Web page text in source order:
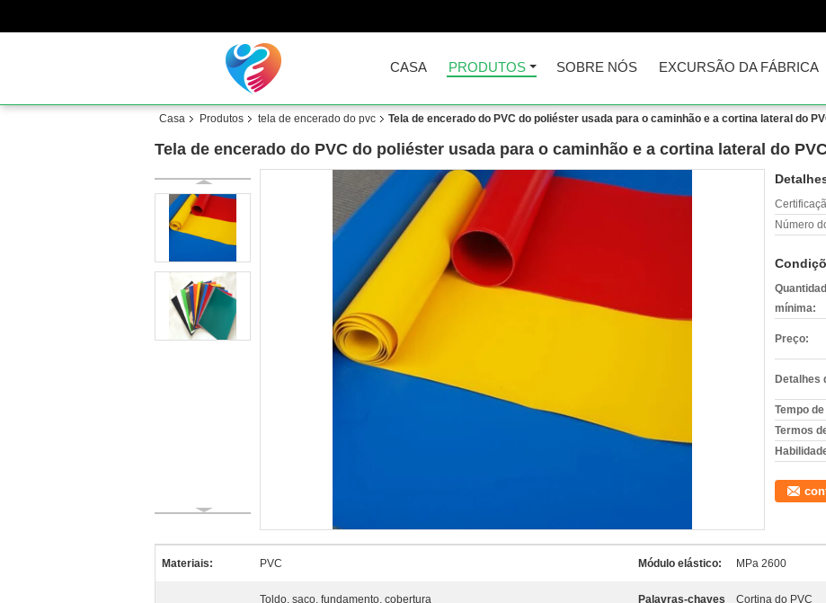
CASA PRODUTOS SOBRE NÓS EXCURSÃO DA FÁBRICA
Casa Produtos tela de encerado do pvc Tela de encerado do PVC do poliéster usada para o caminhão e a cortina lateral do
Tela de encerado do PVC do poliéster usada para o caminhão e a cortina lateral do
Número
mínima:
Preço:
Detalhes
Tempo
Termos
Materiais: PVC Módulo elástico: MPa 2600
Toldo, saco, fundamento, cobertura
Palavras-chaves
Cortina do PVC